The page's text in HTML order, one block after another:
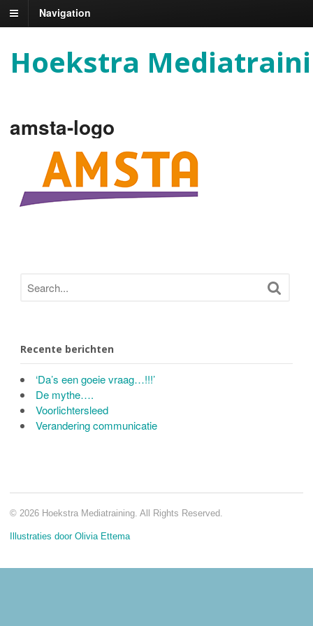
Navigation
Hoekstra
amsta-logo
Recente berichten
‘Da’s een goeie vraag…!!!’
De mythe….
Voorlichtersleed
Verandering communicatie
© 2026 Hoekstra Mediatraining. All Rights Reserved.
Illustraties door Olivia Ettema